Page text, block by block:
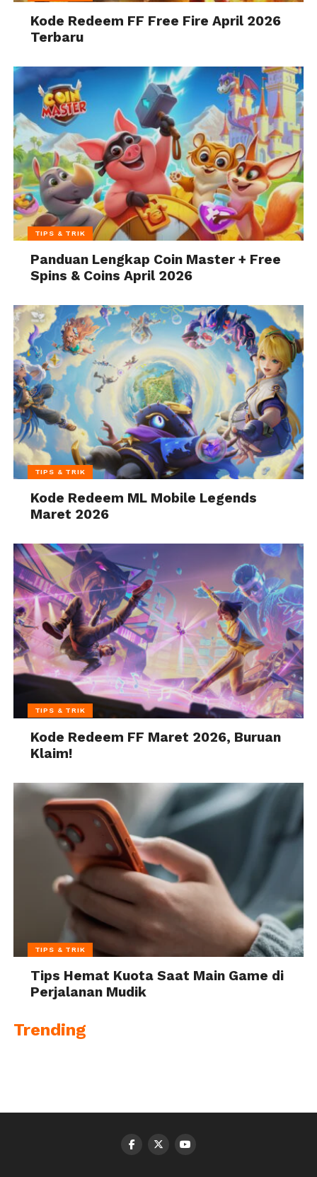
Kode Redeem FF Free Fire April 2026
Terbaru
TIPS & TRIK
Panduan Lengkap Coin Master + Free
Spins & Coins April 2026
TIPS & TRIK
Kode Redeem ML Mobile Legends
Maret 2026
TIPS & TRIK
Kode Redeem FF Maret 2026, Buruan
Klaim!
TIPS & TRIK
Tips Hemat Kuota Saat Main Game di
Perjalanan Mudik
Trending